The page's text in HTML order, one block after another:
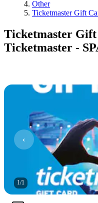
Other
Ticketmaster Gift
Ticketmaster
Ticketmaster -
1/1